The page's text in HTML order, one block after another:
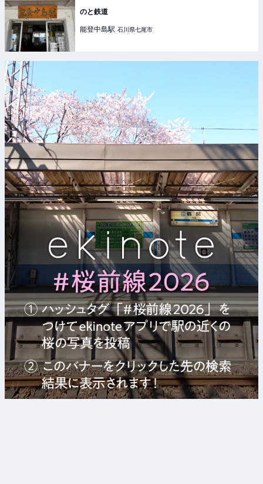
のと鉄道
能登中島駅 石川県七尾市